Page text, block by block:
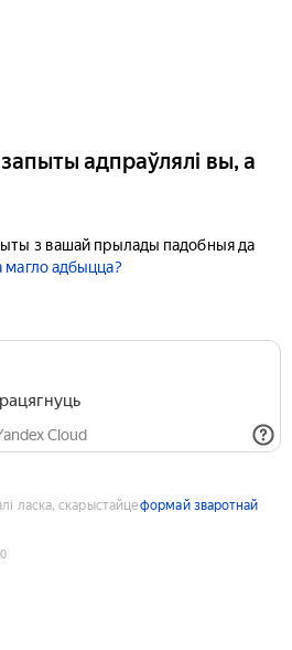
адпраўлялі вы, а
з вашай прылады падобныя да
магло адбыцца?
Cloud
ласка, скарыстайцеформай зваротнай